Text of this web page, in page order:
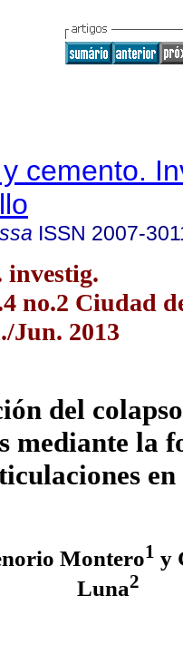
cemento.
ISSN 2007-
investig.
no.2 Ciudad
Jun. 2013
del
mediante la
en
Montero1 y
Luna2